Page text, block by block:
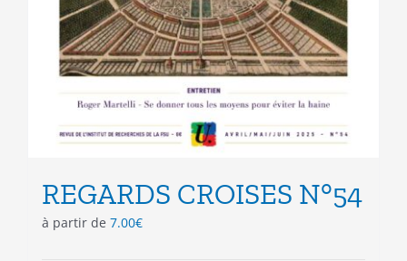
REGARDS CROISES N°54
à partir de 7.00€